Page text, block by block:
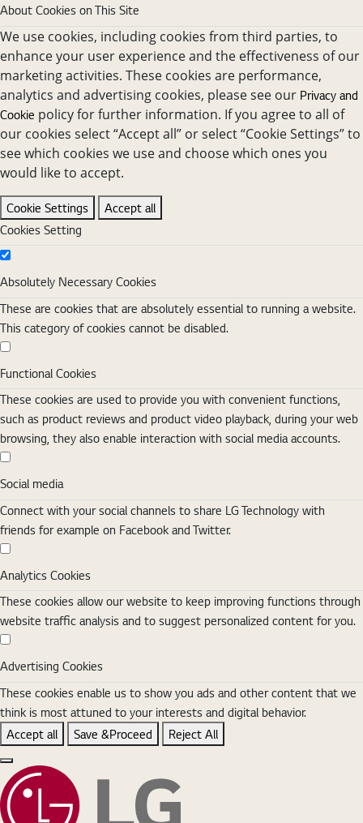
About Cookies on This Site
We use cookies, including cookies from third parties, to
enhance your user experience and the effectiveness of our
marketing activities. These cookies are performance,
analytics and advertising cookies, please see our Privacy and
Cookie policy for further information. If you agree to all of
our cookies select “Accept all” or select “Cookie Settings” to
see which cookies we use and choose which ones you
would like to accept.
Cookie Settings
Accept all
Cookies Setting
Absolutely Necessary Cookies
Absolutely Necessary Cookies
These are cookies that are absolutely essential to running a website.
This category of cookies cannot be disabled.
Functional Cookies
Functional Cookies
These cookies are used to provide you with convenient functions,
such as product reviews and product video playback, during your web
browsing, they also enable interaction with social media accounts.
Social media
Social media
Connect with your social channels to share LG Technology with
friends for example on Facebook and Twitter.
Analytics Cookies
Analytics Cookies
These cookies allow our website to keep improving functions through
website traffic analysis and to suggest personalized content for you.
Advertising Cookies
Advertising Cookies
These cookies enable us to show you ads and other content that we
think is most attuned to your interests and digital behavior.
Accept all
Save &Proceed Reject All
Close the Cookie Setting banner